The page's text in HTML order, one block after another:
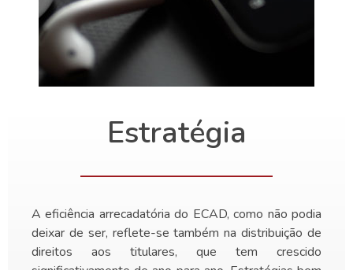
Estratégia
A eficiência arrecadatória do ECAD, como não podia
deixar de ser, reflete-se também na distribuição de
direitos aos titulares, que tem crescido